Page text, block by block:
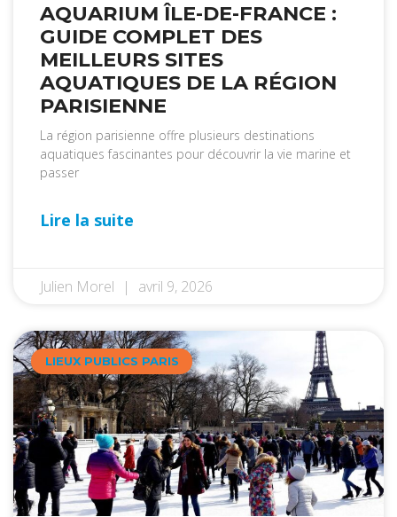
AQUARIUM ÎLE-DE-FRANCE :
GUIDE COMPLET DES
MEILLEURS SITES
AQUATIQUES DE LA RÉGION
PARISIENNE
La région parisienne offre plusieurs destinations
aquatiques fascinantes pour découvrir la vie marine et
passer
Lire la suite
Julien Morel avril 9, 2026
LIEUX PUBLICS PARIS